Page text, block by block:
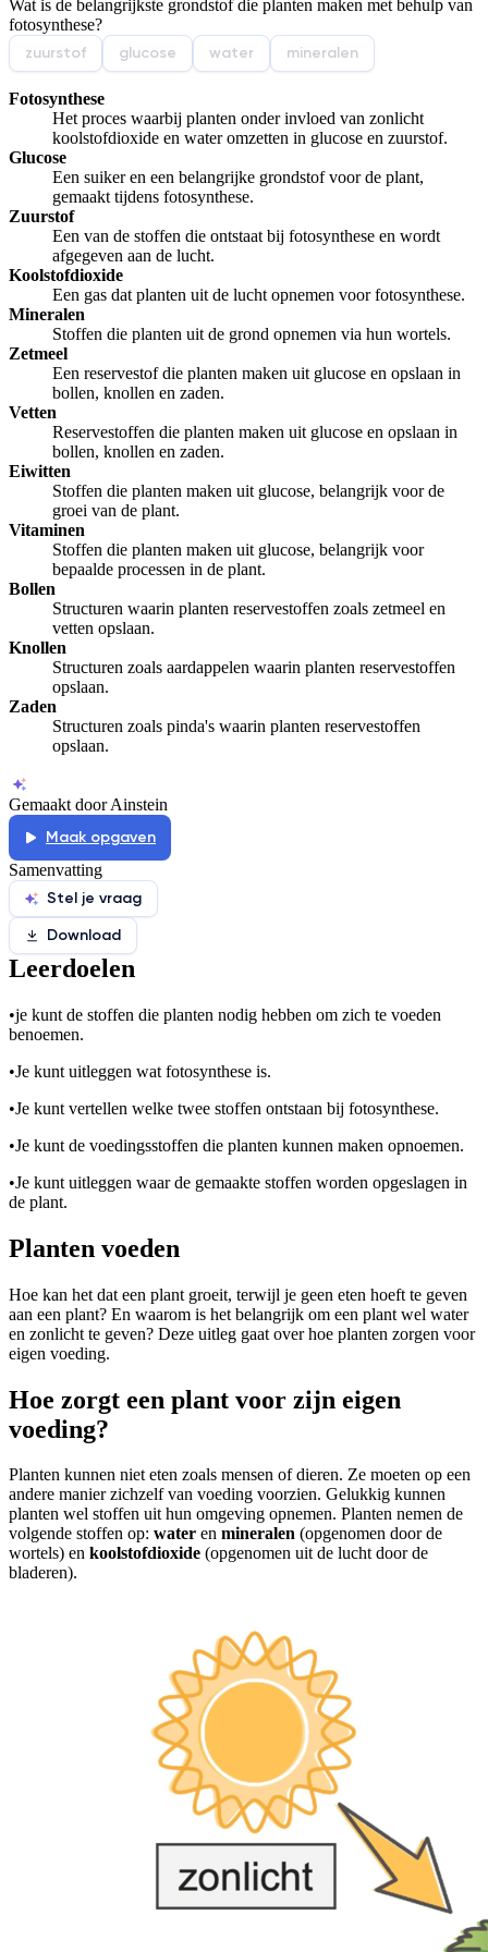
Afspelen werkte niet
Wat is de belangrijkste grondstof die planten maken met behulp van
fotosynthese?
zuurstof
glucose water mineralen
Fotosynthese
Het proces waarbij planten onder invloed van zonlicht
koolstofdioxide en water omzetten in glucose en zuurstof.
Glucose
Een suiker en een belangrijke grondstof voor de plant,
gemaakt tijdens fotosynthese.
Zuurstof
Een van de stoffen die ontstaat bij fotosynthese en wordt
afgegeven aan de lucht.
Koolstofdioxide
Een gas dat planten uit de lucht opnemen voor fotosynthese.
Mineralen
Stoffen die planten uit de grond opnemen via hun wortels.
Zetmeel
Een reservestof die planten maken uit glucose en opslaan in
bollen, knollen en zaden.
Vetten
Reservestoffen die planten maken uit glucose en opslaan in
bollen, knollen en zaden.
Eiwitten
Stoffen die planten maken uit glucose, belangrijk voor de
groei van de plant.
Vitaminen
Stoffen die planten maken uit glucose, belangrijk voor
bepaalde processen in de plant.
Bollen
Structuren waarin planten reservestoffen zoals zetmeel en
vetten opslaan.
Knollen
Structuren zoals aardappelen waarin planten reservestoffen
opslaan.
Zaden
Structuren zoals pinda's waarin planten reservestoffen
opslaan.
Gemaakt door Ainstein
Maak opgaven
Samenvatting
Stel je vraag
Download
Leerdoelen
•je kunt de stoffen die planten nodig hebben om zich te voeden
benoemen.
•Je kunt uitleggen wat fotosynthese is.
•Je kunt vertellen welke twee stoffen ontstaan bij fotosynthese.
•Je kunt de voedingsstoffen die planten kunnen maken opnoemen.
•Je kunt uitleggen waar de gemaakte stoffen worden opgeslagen in
de plant.
Planten voeden
Hoe kan het dat een plant groeit, terwijl je geen eten hoeft te geven
aan een plant? En waarom is het belangrijk om een plant wel water
en zonlicht te geven? Deze uitleg gaat over hoe planten zorgen voor
eigen voeding.
Hoe zorgt een plant voor zijn eigen
voeding?
Planten kunnen niet eten zoals mensen of dieren. Ze moeten op een
andere manier zichzelf van voeding voorzien. Gelukkig kunnen
planten wel stoffen uit hun omgeving opnemen. Planten nemen de
volgende stoffen op: water en mineralen (opgenomen door de
wortels) en koolstofdioxide (opgenomen uit de lucht door de
bladeren).